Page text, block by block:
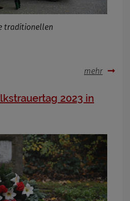
traditionellen
mehr
2023 in